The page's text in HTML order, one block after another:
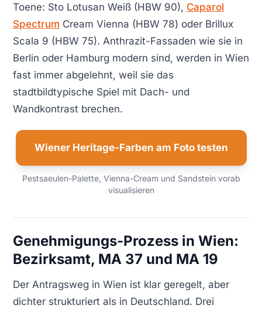
Toene: Sto Lotusan Weiß (HBW 90), Caparol
Spectrum Cream Vienna (HBW 78) oder Brillux
Scala 9 (HBW 75). Anthrazit-Fassaden wie sie in
Berlin oder Hamburg modern sind, werden in Wien
fast immer abgelehnt, weil sie das
stadtbildtypische Spiel mit Dach- und
Wandkontrast brechen.
Wiener Heritage-Farben am Foto testen
Pestsaeulen-Palette, Vienna-Cream und Sandstein vorab
visualisieren
Genehmigungs-Prozess in Wien:
Bezirksamt, MA 37 und MA 19
Der Antragsweg in Wien ist klar geregelt, aber
dichter strukturiert als in Deutschland. Drei